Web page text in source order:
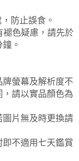
防止誤食。
褪色疑慮，請先於
。
螢幕及解析度不
請以實品顏色為
片無及時更換請
不適用七天鑑賞